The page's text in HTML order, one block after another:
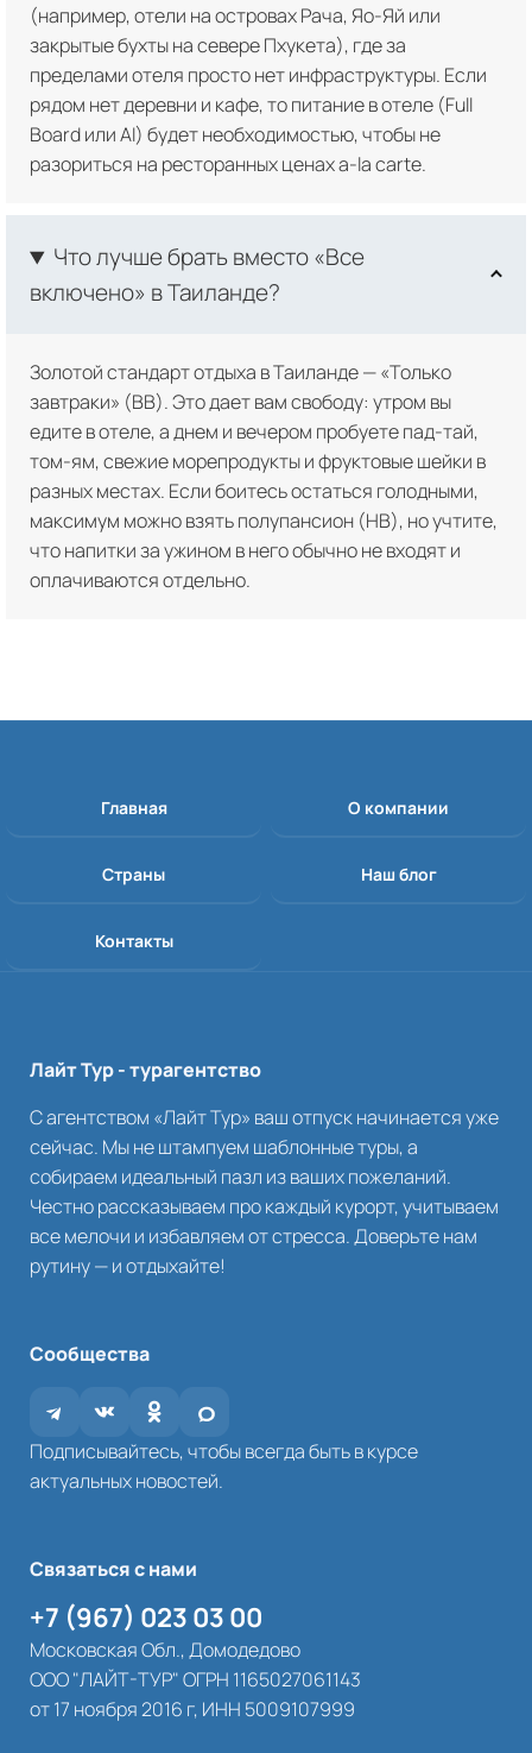
(например, отели на островах Рача, Яо-Яй или
закрытые бухты на севере Пхукета), где за
пределами отеля просто нет инфраструктуры. Если
рядом нет деревни и кафе, то питание в отеле (Full
Board или AI) будет необходимостью, чтобы не
разориться на ресторанных ценах a-la carte.
Что лучше брать вместо «Все
включено» в Таиланде?
Золотой стандарт отдыха в Таиланде — «Только
завтраки» (BB). Это дает вам свободу: утром вы
едите в отеле, а днем и вечером пробуете пад-тай,
том-ям, свежие морепродукты и фруктовые шейки в
разных местах. Если боитесь остаться голодными,
максимум можно взять полупансион (HB), но учтите,
что напитки за ужином в него обычно не входят и
оплачиваются отдельно.
Главная О компании
Страны Наш блог
Контакты
Лайт Тур - турагентство
С агентством «Лайт Тур» ваш отпуск начинается уже
сейчас. Мы не штампуем шаблонные туры, а
собираем идеальный пазл из ваших пожеланий.
Честно рассказываем про каждый курорт, учитываем
все мелочи и избавляем от стресса. Доверьте нам
рутину — и отдыхайте!
Сообщества
Подписывайтесь, чтобы всегда быть в курсе
актуальных новостей.
Связаться с нами
+7 (967) 023 03 00
Московская Обл., Домодедово
ООО "ЛАЙТ-ТУР" ОГРН 1165027061143
от 17 ноября 2016 г, ИНН 5009107999